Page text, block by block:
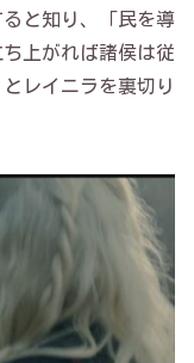
と知り、「民を導
上がれば諸侯は従
レイニラを裏切り